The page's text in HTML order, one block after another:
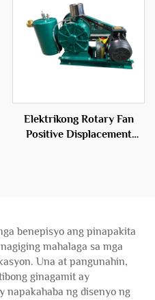
Elektrikong Rotary Fan
Positive Displacement
benepisyo ang pinapakita
mahalaga sa mga
Una at pangunahin,
ginagamit ay
napakahaba ng disenyo ng